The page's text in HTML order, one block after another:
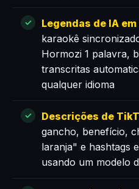
Legendas de IA
karaokê
Hormozi 1 palavra,
transcritas
qualquer idioma
Descrições de
gancho, benefício,
laranja" e hashtags
usando um modelo